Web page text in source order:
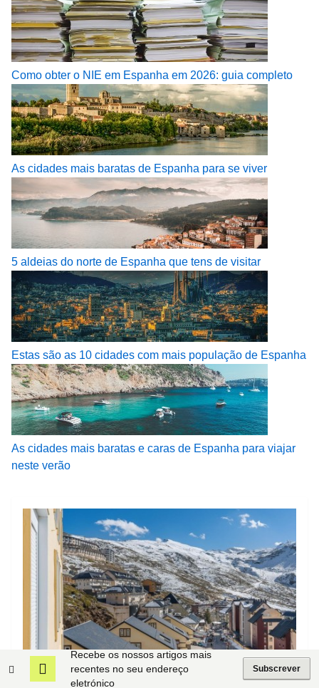
Recebe os nossos artigos mais
recentes no seu endereço
eletrónico
Subscrever
Como obter o NIE em Espanha em 2026: guia completo
As cidades mais baratas de Espanha para se viver
5 aldeias do norte de Espanha que tens de visitar
Estas são as 10 cidades com mais população de Espanha
As cidades mais baratas e caras de Espanha para viajar
neste verão
Ranking: Casas à venda nas montanhas espanholas